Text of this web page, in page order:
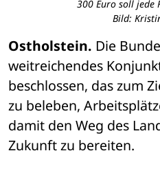
300 Euro soll jede
Bild:
Ostholstein. Die
weitreichendes
beschlossen, das zum
zu beleben,
damit den Weg des
Zukunft zu bereiten.